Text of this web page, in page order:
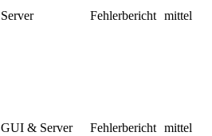
Server Fehlerbericht mittel
GUI & Server Fehlerbericht mittel